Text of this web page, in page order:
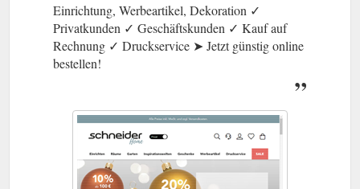
Einrichtung, Werbeartikel, Dekoration ✓
Privatkunden ✓ Geschäftskunden ✓ Kauf auf
Rechnung ✓ Druckservice ➤ Jetzt günstig online
bestellen!